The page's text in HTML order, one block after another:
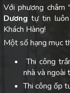
Với phương châm
Dươngtự tin
Khách Hàng!
Một số hạng mục
Thi công
nhà và ngoài
Thi công ốp